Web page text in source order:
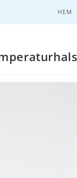
HEM